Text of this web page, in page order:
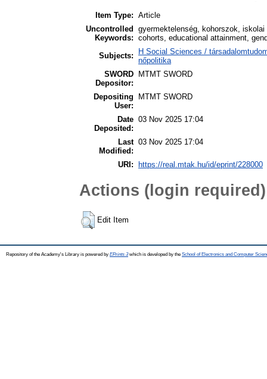
Item Type: Article
Uncontrolled
Keywords:
gyermektelenség, kohorszok,
cohorts, educational attainment,
Subjects:
H Social Sciences /
nőpolitika
SWORD
Depositor:
MTMT SWORD
Depositing
User:
MTMT SWORD
Date
Deposited:
03 Nov 2025 17:04
Last
Modified:
03 Nov 2025 17:04
URI: https://real.mtak.hu/id/eprint/228000
Actions (login required)
Edit Item
Repository of the Academy's Library is powered by EPrints 3which is developed by the School of Electronics and Computer